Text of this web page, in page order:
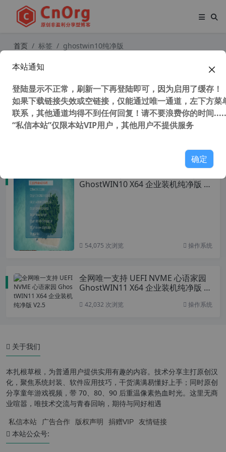
首页 标签 ghostwin10纯净版
全网唯一支持UEFI NVME 心语家园 G
2
GhostWIN10 X64 企业装机纯净版 v
54,075 次浏览 操作系统
全网唯一支持 UEFI NVME 心语家园
GhostWIN11 X64 企业装机纯净版 V
42,032 次浏览 操作系统
关于我们
本扎根草根，为普通用户提供实用有趣的内容。技术分享主打原创汉
化，聚焦系统封装、软件应用技巧，干货满满易懂好上手；同时原创
分享童年游戏视频，带 70、80、90 后重温像素热血时光。这里无商
业喧嚣，唯技术交流与青春回响，期待与同好相遇
私信本站 广告合作 版权声明 捐赠VIP 友情链接
本站公众号:
本站通知
登陆显示不正常，刷新一下再登陆即可，因为启用了缓存！
如果下载链接失效或空链接，仅能通过唯一通道，左下方菜
联系，其他通道均得不到任何回复！请不要浪费你的时间
“私信本站”仅限本站VIP用户，其他用户不提供服务
确定